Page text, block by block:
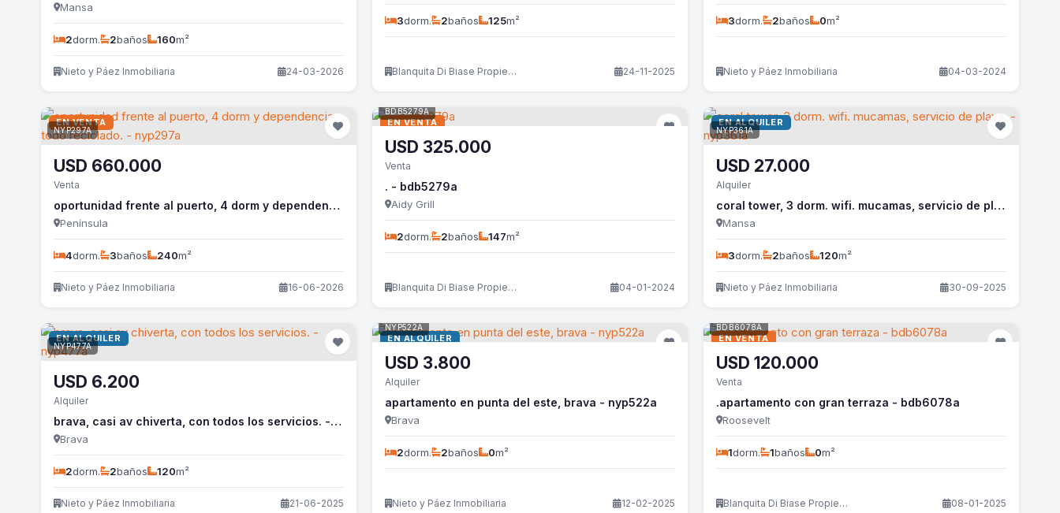
Mansa
2dorm. 2baños 160m²
Nieto y Páez Inmobiliaria 24-03-2026
3dorm. 2baños 125m²
Blanquita Di Biase Propiedades 24-11-2025
3dorm. 2baños 0m²
Nieto y Páez Inmobiliaria 04-03-2024
EN VENTA
NYP297A
USD 660.000
Venta
oportunidad frente al puerto, 4 dorm y dependencia, todo reciclado. - nyp297a
Península
4dorm. 3baños 240m²
Nieto y Páez Inmobiliaria 16-06-2026
EN VENTA
BDB5279A
USD 325.000
Venta
. - bdb5279a
Aidy Grill
2dorm. 2baños 147m²
Blanquita Di Biase Propiedades 04-01-2024
EN ALQUILER
NYP361A
USD 27.000
Alquiler
coral tower, 3 dorm. wifi. mucamas, servicio de playa. - nyp361a
Mansa
3dorm. 2baños 120m²
Nieto y Páez Inmobiliaria 30-09-2025
EN ALQUILER
NYP477A
USD 6.200
Alquiler
brava, casi av chiverta, con todos los servicios. - nyp477a
Brava
2dorm. 2baños 120m²
Nieto y Páez Inmobiliaria 21-06-2025
EN ALQUILER
NYP522A
USD 3.800
Alquiler
apartamento en punta del este, brava - nyp522a
Brava
2dorm. 2baños 0m²
Nieto y Páez Inmobiliaria 12-02-2025
EN VENTA
BDB6078A
USD 120.000
Venta
.apartamento con gran terraza - bdb6078a
Roosevelt
1dorm. 1baños 0m²
Blanquita Di Biase Propiedades 08-01-2025